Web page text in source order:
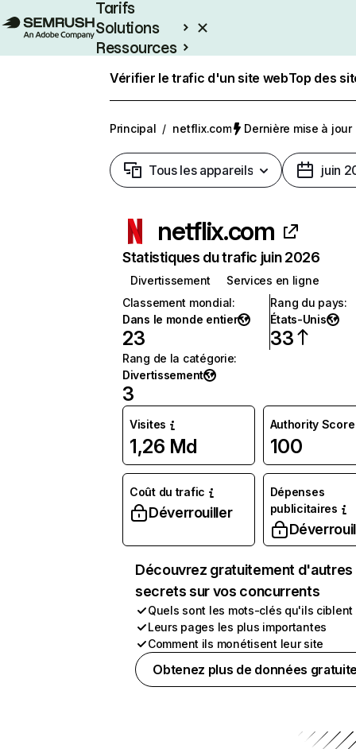
Tarifs
Solutions
Ressources
Vérifier le trafic d'un site webTop des
Principal / netflix.com Dernière mise à jour
Tous les appareils juin
netflix.com
Statistiques du trafic juin 2026
Divertissement
Services en ligne
Classement mondial:
Dans le monde entier
23
Rang du pays:
États-Unis
33
Rang de la catégorie:
Divertissement
3
Visites
1,26 Md
Authority Score
100
Coût du trafic
Déverrouiller
Dépenses
publicitaires
Découvrez gratuitement d'autres
secrets sur vos concurrents
Quels sont les mots-clés qu'ils ciblent
Leurs pages les plus importantes
Comment ils monétisent leur site
Obtenez plus de données